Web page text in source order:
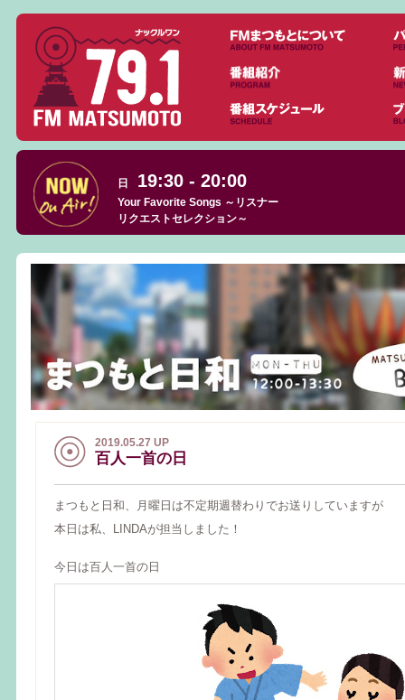
日 19:30 - 20:00
Your Favorite Songs ～リスナー
リクエストセレクション～
2019.05.27 UP
百人一首の日
まつもと日和、月曜日は不定期週替わりでお送りしていますが
本日は私、LINDAが担当しました！
今日は百人一首の日